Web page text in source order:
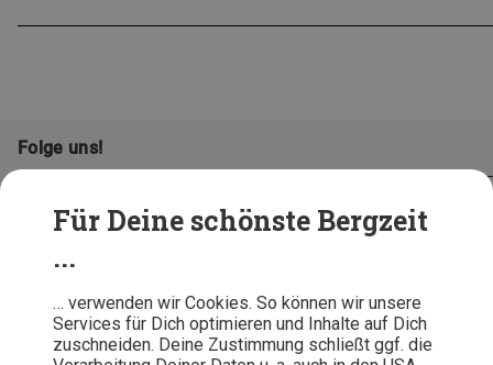
Für Deine schönste Bergzeit
...
… verwenden wir Cookies. So können wir unsere
Services für Dich optimieren und Inhalte auf Dich
zuschneiden. Deine Zustimmung schließt ggf. die
Folge uns!